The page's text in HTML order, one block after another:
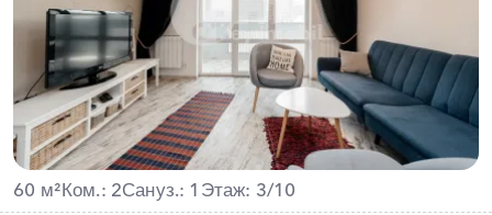
60 м² Ком.: 2Сануз.: 1 Этаж: 3/10